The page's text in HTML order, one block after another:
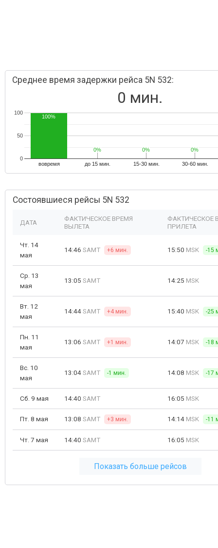
Среднее время задержки рейса 5N 532:
0 мин.
вовремя до 15 мин. 15-30 мин. 30-60 мин.
0
50
100
100%
0%
0% 0%
0% 0%
0%
Состоявшиеся рейсы 5N 532
ДАТА
ФАКТИЧЕСКОЕ ВРЕМЯ
ВЫЛЕТА
ФАКТИЧЕСКОЕ
ПРИЛЕТА
Чт. 14
мая
14:46 SAMT +6 мин. 15:50 MSK -15
Ср. 13
мая
13:05 SAMT 14:25 MSK
Вт. 12
мая
14:44SAMT +4 мин. 15:40 MSK -25
Пн. 11
мая
13:06 SAMT +1 мин. 14:07 MSK -18
Вс. 10
мая
13:04SAMT -1 мин. 14:08 MSK -17
Сб. 9 мая 14:40 SAMT 16:05 MSK
Пт. 8 мая 13:08 SAMT +3 мин. 14:14 MSK -11
Чт. 7 мая 14:40 SAMT 16:05 MSK
Показать больше рейсов